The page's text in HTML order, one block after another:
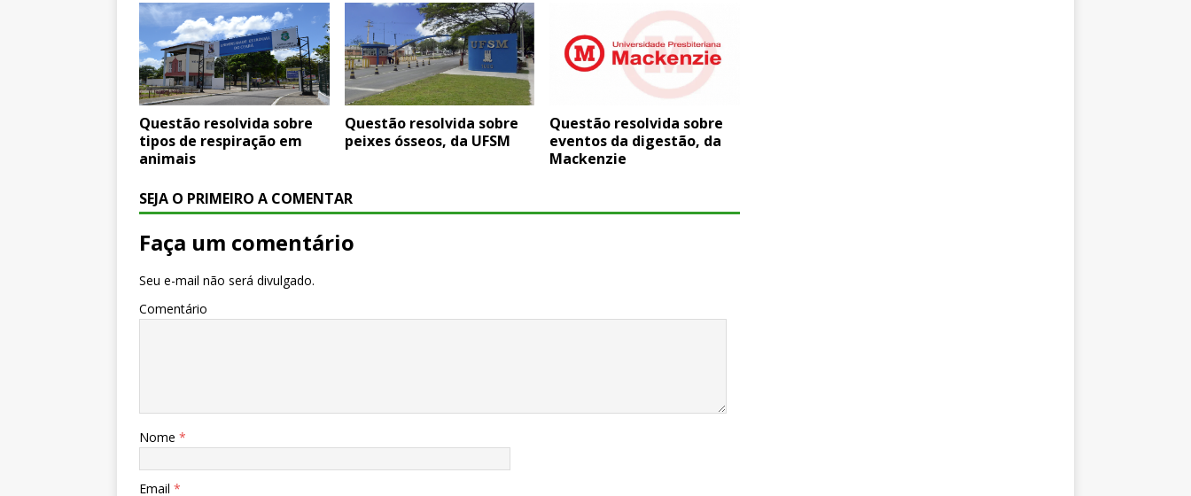
Questão resolvida sobre
tipos de respiração em
animais
Questão resolvida sobre
peixes ósseos, da UFSM
Questão resolvida sobre
eventos da digestão, da
Mackenzie
SEJA O PRIMEIRO A COMENTAR
Faça um comentário
Seu e-mail não será divulgado.
Comentário
Nome *
Email *